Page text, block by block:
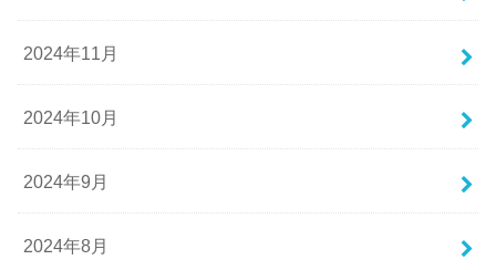
2024年11月
2024年10月
2024年9月
2024年8月